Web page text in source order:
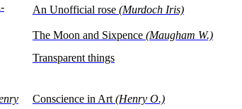
An Unofficial rose (Murdoch Iris)
The Moon and Sixpence (Maugham W.)
Transparent things
Conscience in Art (Henry O.)